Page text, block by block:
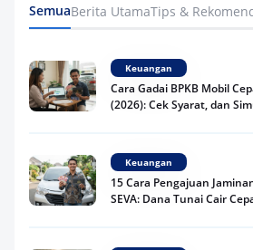
SemuaBerita UtamaTips &
Keuangan
Cara Gadai BPKB Mobil
(2026): Cek Syarat, dan
Keuangan
15 Cara Pengajuan
SEVA: Dana Tunai Cair